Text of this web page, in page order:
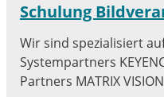
Schulung
Wir sind spezialisiert
Systempartners
Partners MATRIX